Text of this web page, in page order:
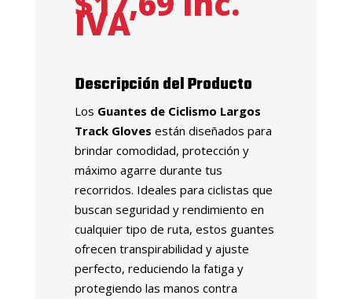
IVA
Descripción del Producto
Los Guantes de Ciclismo Largos
Track Gloves están diseñados para
brindar comodidad, protección y
máximo agarre durante tus
recorridos. Ideales para ciclistas que
buscan seguridad y rendimiento en
cualquier tipo de ruta, estos guantes
ofrecen transpirabilidad y ajuste
perfecto, reduciendo la fatiga y
protegiendo las manos contra